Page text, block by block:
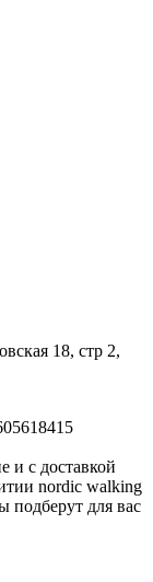
18, стр 2,
и с доставкой
nordic walking
подберут для вас